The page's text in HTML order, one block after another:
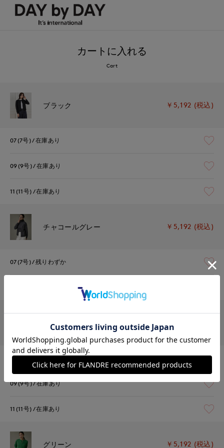
カートに入れる
Cart
ブラック ￥5,192 (税込)
07(7号) 在庫あり
09(9号) 在庫あり
11(11号) 在庫あり
チャコールグレー ￥5,192 (税込)
07(7号) 残りわずか
オフホワイト
07(7号) 在庫あり
09(9号) 在庫あり
11(11号) 在庫あり
グリーン ￥5,192 (税込)